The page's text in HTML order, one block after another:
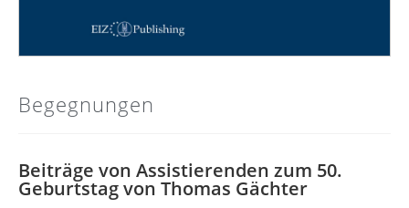
Begegnungen
Beiträge von Assistierenden zum 50.
Geburtstag von Thomas Gächter